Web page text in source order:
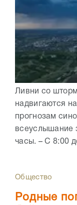
Ливни со
надвигаются
прогнозам
всеуслышание
часы. – С 8:00
Общество
Родные